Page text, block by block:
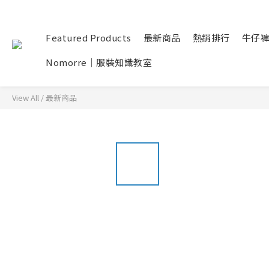
Featured Products 最新商品 熱銷排行 牛仔褲
Nomorre｜服裝知識教室
View All /最新商品